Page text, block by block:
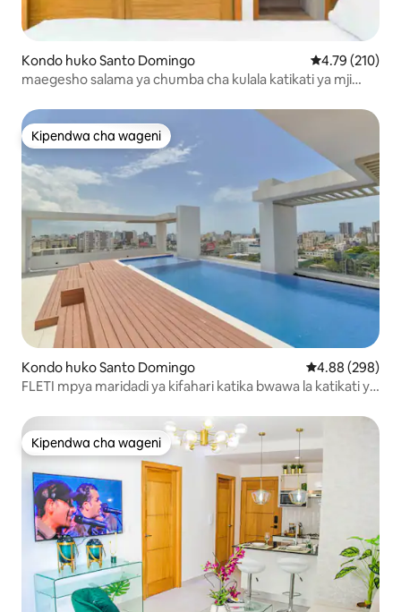
Kondo huko Santo Domingo Ukadiriaji wa
4.79 (210)
maegesho salama ya chumba cha kulala katikati ya mji
Kipendwa cha wageni
Kipendwa cha wageni
Kondo huko Santo Domingo Ukadiriaji wa
4.88 (298)
FLETI mpya maridadi ya kifahari katika bwawa la katikati ya
Kipendwa cha wageni
Kipendwa cha wageni